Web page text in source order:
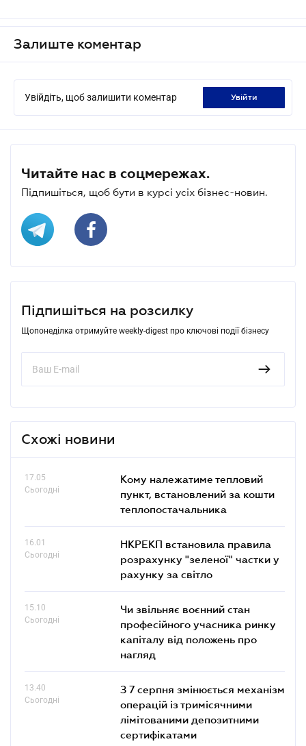
Залиште коментар
Увійдіть, щоб залишити коментар увійти
Читайте нас в соцмережах.
Підпишіться, щоб бути в курсі усіх бізнес-новин.
Підпишіться на розсилку
Щопонеділка отримуйте weekly-digest про ключові події бізнесу
Схожі новини
17.05
Сьогодні
Кому належатиме тепловий
пункт, встановлений за кошти
теплопостачальника
16.01
Сьогодні
НКРЕКП встановила правила
розрахунку "зеленої" частки у
рахунку за світло
15.10
Сьогодні
Чи звільняє воєнний стан
професійного учасника ринку
капіталу від положень про
нагляд
13.40
Сьогодні
З 7 серпня змінюється механізм
операцій із тримісячними
лімітованими депозитними
сертифікатами